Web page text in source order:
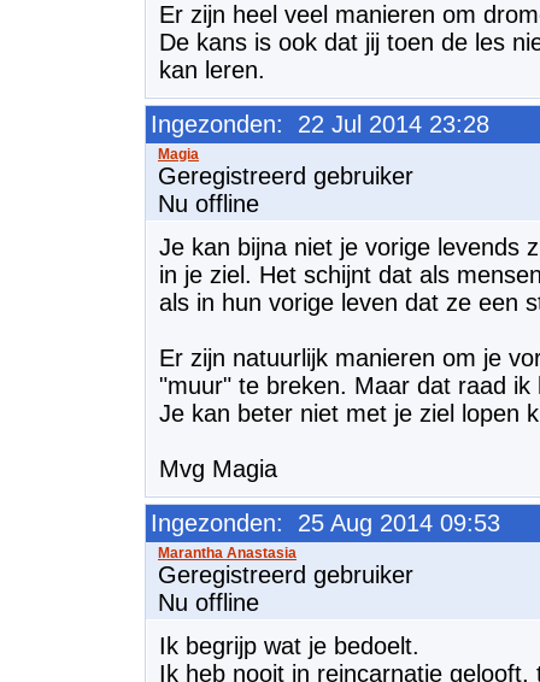
Er zijn heel veel manieren om
De kans is ook dat jij toen de les
kan leren.
Ingezonden: 22 Jul 2014 23:28
Geregistreerd gebruiker
Nu offline
Je kan bijna niet je vorige levends
in je ziel. Het schijnt dat als
als in hun vorige leven dat ze een
Er zijn natuurlijk manieren om je
"muur" te breken. Maar dat raad
Je kan beter niet met je ziel lopen
Mvg Magia
Ingezonden: 25 Aug 2014 09:53
Geregistreerd gebruiker
Nu offline
Ik begrijp wat je bedoelt.
Ik heb nooit in reincarnatie